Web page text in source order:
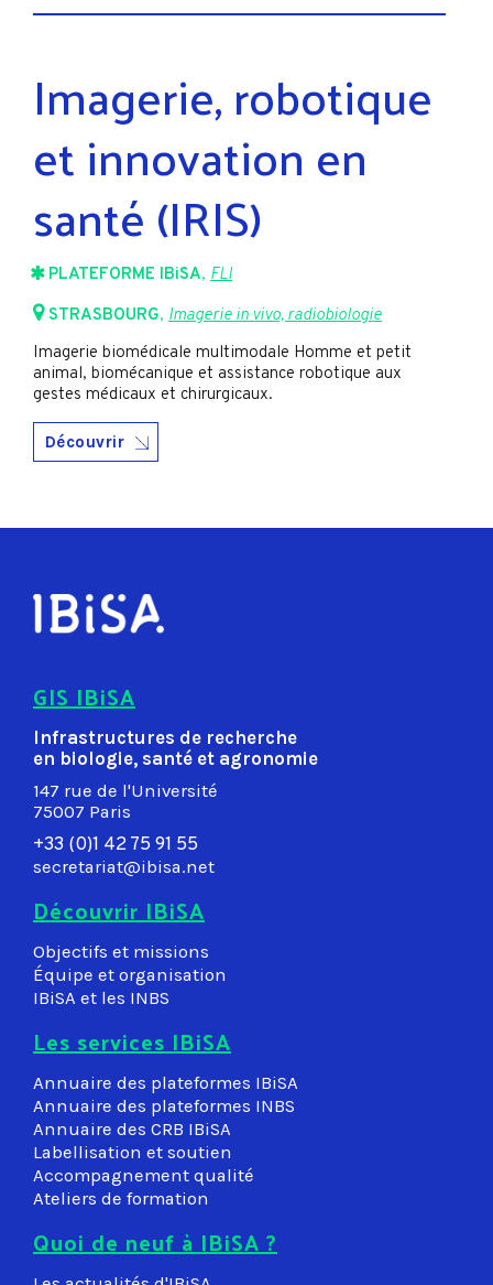
Imagerie, robotique
et innovation en
santé (IRIS)
PLATEFORME IBiSA, FLI
STRASBOURG, Imagerie in vivo, radiobiologie
Imagerie biomédicale multimodale Homme et petit
animal, biomécanique et assistance robotique aux
gestes médicaux et chirurgicaux.
Découvrir
GIS IBiSA
Infrastructures de recherche
en biologie, santé et agronomie
147 rue de l'Université
75007 Paris
+33 (0)1 42 75 91 55
secretariat@ibisa.net
Découvrir IBiSA
Objectifs et missions
Équipe et organisation
IBiSA et les INBS
Les services IBiSA
Annuaire des plateformes IBiSA
Annuaire des plateformes INBS
Annuaire des CRB IBiSA
Labellisation et soutien
Accompagnement qualité
Ateliers de formation
Quoi de neuf à IBiSA ?